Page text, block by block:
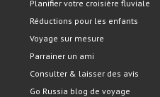
Planifier votre croisière fluviale
Réductions pour les enfants
Voyage sur mesure
Parrainer un ami
Consulter & laisser des avis
Go Russia blog de voyage